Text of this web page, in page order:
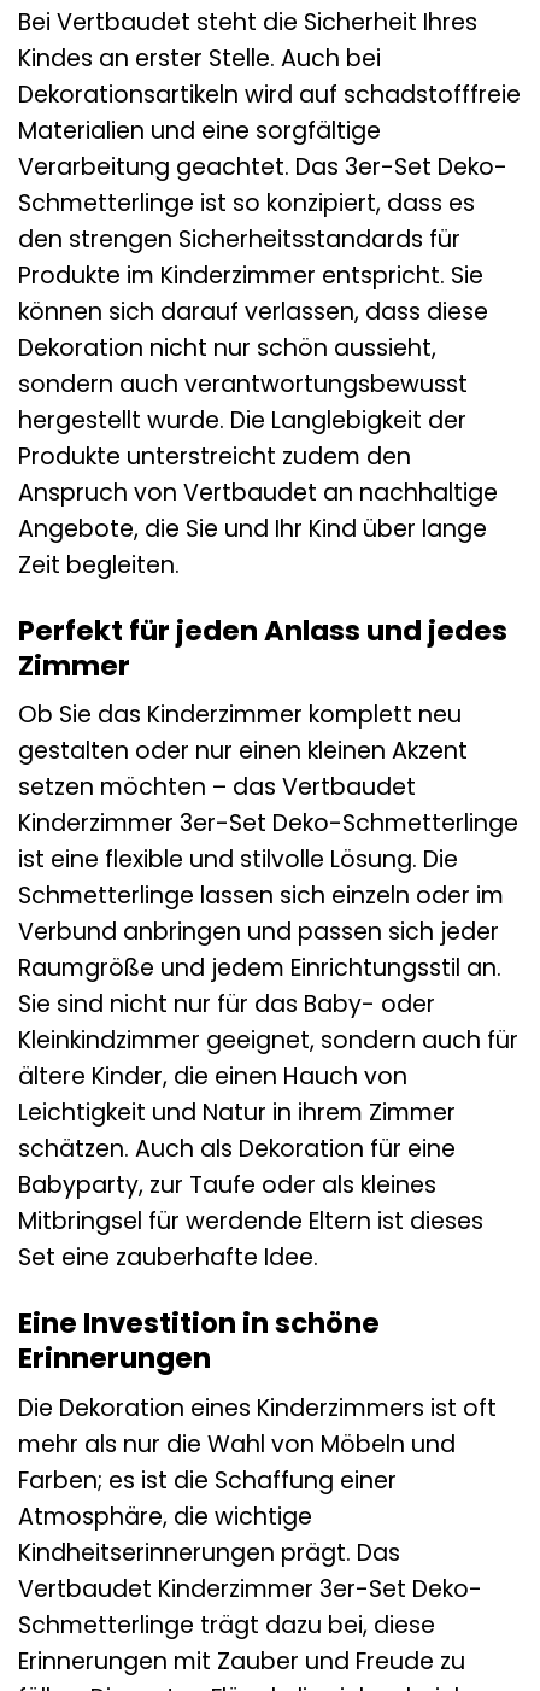
Bei Vertbaudet steht die Sicherheit Ihres
Kindes an erster Stelle. Auch bei
Dekorationsartikeln wird auf schadstofffreie
Materialien und eine sorgfältige
Verarbeitung geachtet. Das 3er-Set Deko-
Schmetterlinge ist so konzipiert, dass es
den strengen Sicherheitsstandards für
Produkte im Kinderzimmer entspricht. Sie
können sich darauf verlassen, dass diese
Dekoration nicht nur schön aussieht,
sondern auch verantwortungsbewusst
hergestellt wurde. Die Langlebigkeit der
Produkte unterstreicht zudem den
Anspruch von Vertbaudet an nachhaltige
Angebote, die Sie und Ihr Kind über lange
Zeit begleiten.
Perfekt für jeden Anlass und jedes
Zimmer
Ob Sie das Kinderzimmer komplett neu
gestalten oder nur einen kleinen Akzent
setzen möchten – das Vertbaudet
Kinderzimmer 3er-Set Deko-Schmetterlinge
ist eine flexible und stilvolle Lösung. Die
Schmetterlinge lassen sich einzeln oder im
Verbund anbringen und passen sich jeder
Raumgröße und jedem Einrichtungsstil an.
Sie sind nicht nur für das Baby- oder
Kleinkindzimmer geeignet, sondern auch für
ältere Kinder, die einen Hauch von
Leichtigkeit und Natur in ihrem Zimmer
schätzen. Auch als Dekoration für eine
Babyparty, zur Taufe oder als kleines
Mitbringsel für werdende Eltern ist dieses
Set eine zauberhafte Idee.
Eine Investition in schöne
Erinnerungen
Die Dekoration eines Kinderzimmers ist oft
mehr als nur die Wahl von Möbeln und
Farben; es ist die Schaffung einer
Atmosphäre, die wichtige
Kindheitserinnerungen prägt. Das
Vertbaudet Kinderzimmer 3er-Set Deko-
Schmetterlinge trägt dazu bei, diese
Erinnerungen mit Zauber und Freude zu